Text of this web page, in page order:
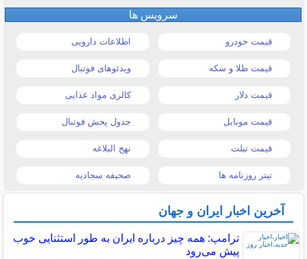
سرویس ها
قیمت خودرو اطلاعات دارویی
قیمت طلا و سکه ویدئوهای فوتبال
قیمت دلار کالری مواد غذایی
قیمت موبایل جدول پخش فوتبال
قیمت تبلت نهج البلاغه
تیتر روزنامه ها صحیفه سجادیه
آخرین اخبار ایران و جهان
ترامپ: همه چیز درباره ایران به طور استثنایی خوب
پیش می‌رود